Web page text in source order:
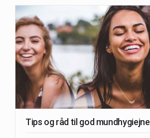
Tips og råd til god mundhygiejne